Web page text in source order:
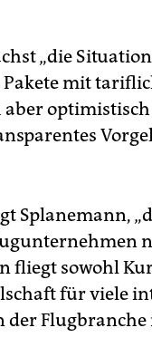
„die
mit
aber
Splanemann,
fliegt sowohl
für viele
der